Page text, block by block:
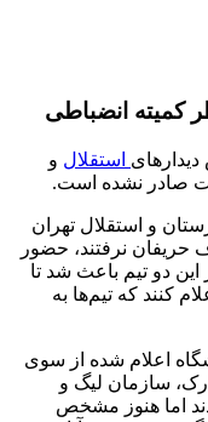
کمیته انضباطی
استقلال و
صادر نشده است.
و استقلال تهران
نرفتند، حضور
این دو تیم باعث شد تا
کنند که تیم‌ها به
اعلام شده از سوی
سازمان لیگ و
اما هنوز مشخص